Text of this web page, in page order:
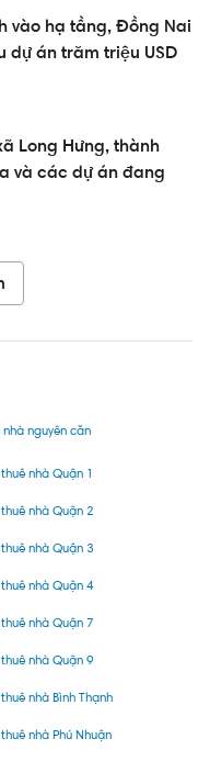
vào hạ tầng, Đồng Nai
dự án trăm triệu USD
Long Hưng, thành
và các dự án đang
nhà nguyên căn
nhà Quận 1
nhà Quận 2
nhà Quận 3
nhà Quận 4
nhà Quận 7
nhà Quận 9
nhà Bình Thạnh
nhà Phú Nhuận